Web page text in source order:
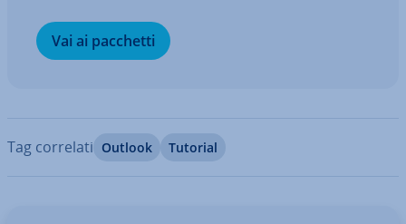
Vai ai pacchetti
Tag correlati Outlook Tutorial